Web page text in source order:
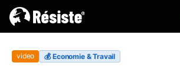
video 💰 Economie & Travail